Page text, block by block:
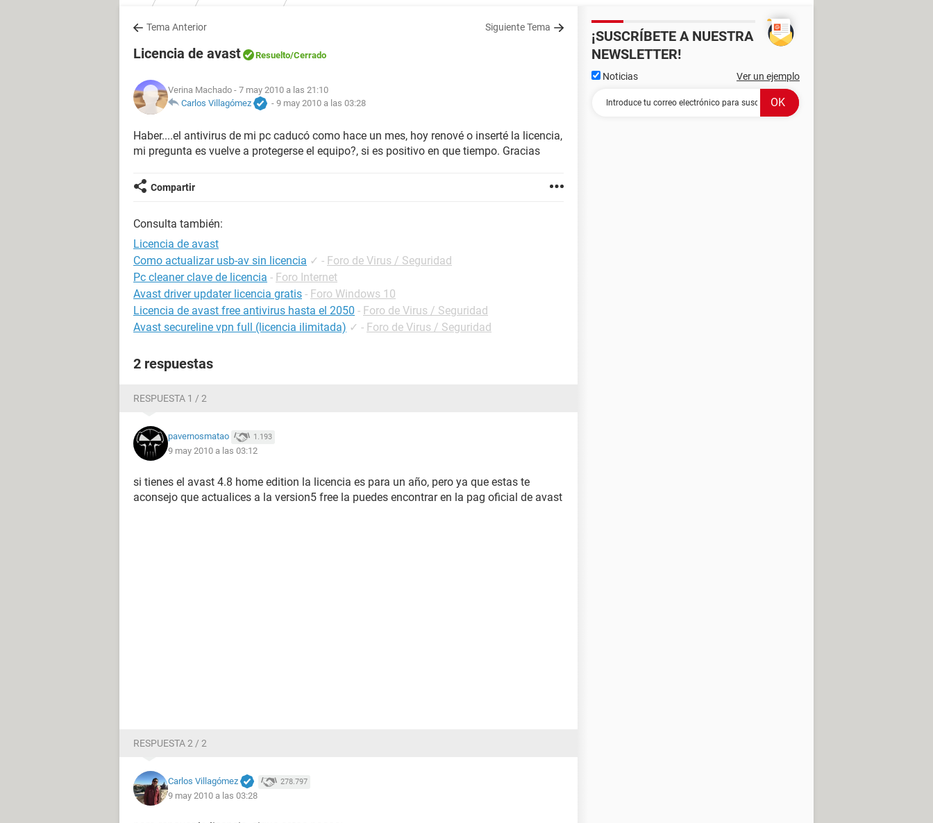
Tema Anterior Siguiente Tema
Licencia de avast Resuelto/Cerrado
Verina Machado - 7 may 2010 a las 21:10
Carlos Villagómez
- 9 may 2010 a las 03:28
Haber....el antivirus de mi pc caducó como hace un mes, hoy renové o inserté la licencia,
mi pregunta es vuelve a protegerse el equipo?, si es positivo en que tiempo. Gracias
Compartir
Consulta también:
Licencia de avast
Como actualizar usb-av sin licencia ✓ - Foro de Virus / Seguridad
Pc cleaner clave de licencia - Foro Internet
Avast driver updater licencia gratis - Foro Windows 10
Licencia de avast free antivirus hasta el 2050 - Foro de Virus / Seguridad
Avast secureline vpn full (licencia ilimitada) ✓ - Foro de Virus / Seguridad
2 respuestas
RESPUESTA 1 / 2
pavernosmatao 1.193
9 may 2010 a las 03:12
si tienes el avast 4.8 home edition la licencia es para un año, pero ya que estas te
aconsejo que actualices a la version5 free la puedes encontrar en la pag oficial de avast
RESPUESTA 2 / 2
Carlos Villagómez 278.797
9 may 2010 a las 03:28
¡SUSCRÍBETE A NUESTRA
NEWSLETTER!
Noticias Ver un ejemplo